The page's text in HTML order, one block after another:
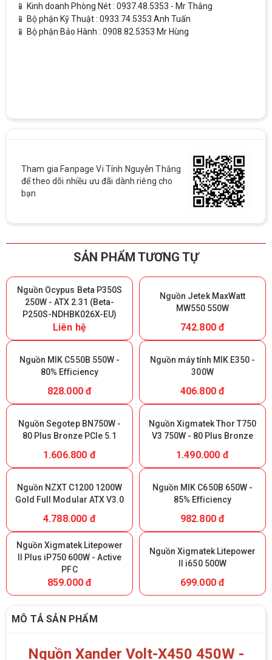
📱 Kinh doanh Phòng Nét : 0937.48.5353 - Mr Thắng
📱 Bộ phận Kỹ Thuật : 0933.74.5353 Anh Tuấn
📱 Bộ phận Bảo Hành : 0908.82.5353 Mr Hùng
Tham gia Fanpage Vi Tính Nguyễn Thắng
để theo dõi nhiều ưu đãi dành riêng cho
bạn
SẢN PHẨM TƯƠNG TỰ
Nguồn Ocypus Beta P350S
250W - ATX 2.31 (Beta-
P250S-NDHBK026X-EU)
Liên hệ
Nguồn Jetek MaxWatt
MW550 550W
742.800 đ
Nguồn MIK C550B 550W -
80% Efficiency
828.000 đ
Nguồn máy tính MIK E350 -
300W
406.800 đ
Nguồn Segotep BN750W -
80 Plus Bronze PCIe 5.1
1.606.800 đ
Nguồn Xigmatek Thor T750
V3 750W - 80 Plus Bronze
1.490.000 đ
Nguồn NZXT C1200 1200W
Gold Full Modular ATX V3.0
4.788.000 đ
Nguồn MIK C650B 650W -
85% Efficiency
982.800 đ
Nguồn Xigmatek Litepower
II Plus iP750 600W - Active
PFC
859.000 đ
Nguồn Xigmatek Litepower
II i650 500W
699.000 đ
MÔ TẢ SẢN PHẨM
Nguồn Xander Volt-X450 450W -